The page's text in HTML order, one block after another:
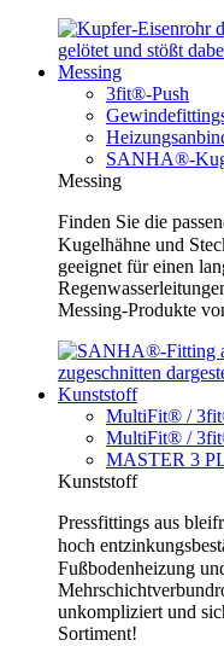
Messing
3fit®-Push
SANHA®-
Messing
Finden Sie die
Kugelhähne und
geeignet für einen
Messing-Produkte
Kunststoff
MultiFit® /
MultiFit® /
MASTER 3
Kunststoff
Pressfittings aus
hoch
Fußbodenheizung
unkompliziert und
Sortiment!